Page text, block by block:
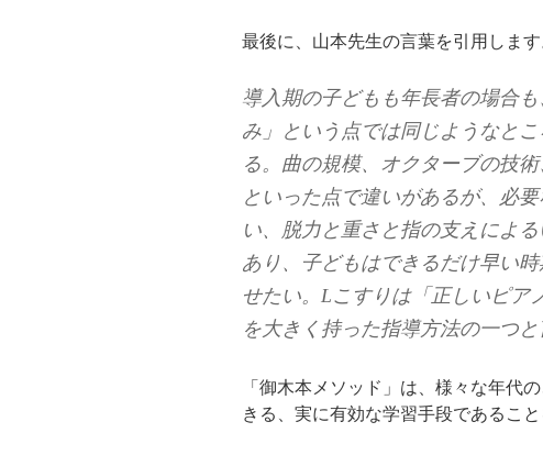
最後に、山本先生の言葉を引用します
導入期の子どもも年長者の場合
み」という点では同じようなと
る。曲の規模、オクターブの技
といった点で違いがあるが、必
い、脱力と重さと指の支えによ
あり、子どもはできるだけ早い
せたい。Lこすりは「正しいピア
を大きく持った指導方法の一つと
「御木本メソッド」は、様々な年代
きる、実に有効な学習手段であるこ